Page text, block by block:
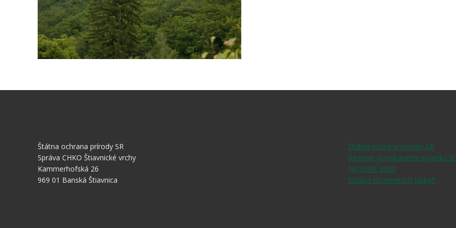
Štátna ochrana prírody SR
Správa CHKO Štiavnické vrchy
Kammerhofská 26
969 01 Banská Štiavnica
Štátna ochrana prírody SR
Register ponúkaného majetku
NATURA 2000
Správa slovenských jaskýň